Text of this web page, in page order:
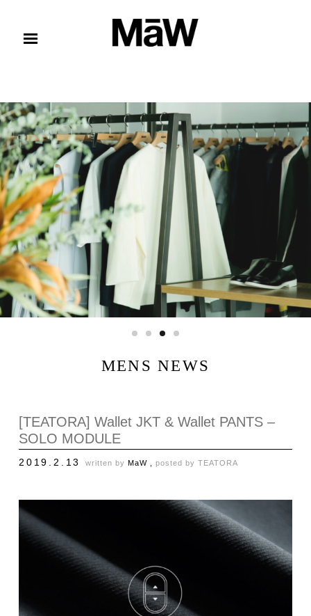
MENS NEWS
[TEATORA] Wallet JKT & Wallet PANTS –
SOLO MODULE
2019.2.13 written by MaW , posted by TEATORA